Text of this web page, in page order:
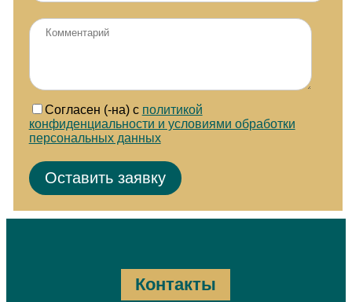
Согласен (-на) с политикой
конфиденциальности и условиями обработки
персональных данных
Контакты